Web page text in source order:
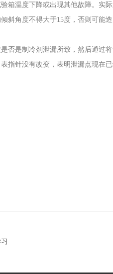
箱温度下降或出现其他故障。
斜角度不得大于15度，否则可能造
否是制冷剂泄漏所致，然后通
指针没有改变，表明泄漏点现在